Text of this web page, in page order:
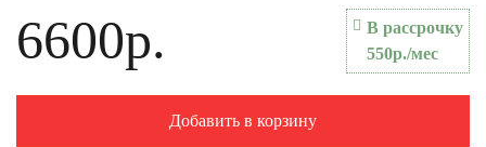
6600р.
В рассрочку
550р./мес
Добавить в корзину